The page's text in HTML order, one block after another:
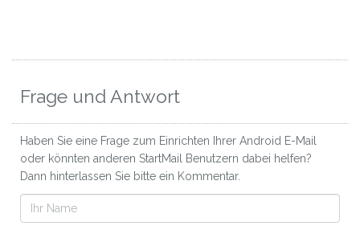
Frage und Antwort
Haben Sie eine Frage zum Einrichten Ihrer Android E-Mail
oder könnten anderen StartMail Benutzern dabei helfen?
Dann hinterlassen Sie bitte ein Kommentar.